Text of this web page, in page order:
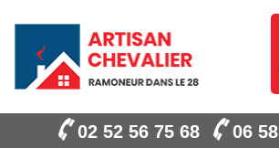
02 52 56 75 68 06